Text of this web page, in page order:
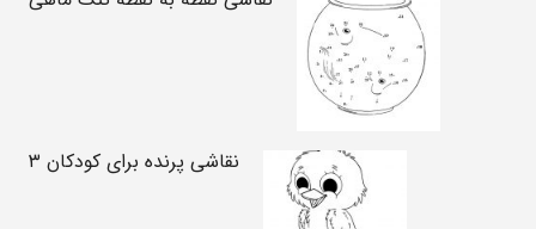
نقاشی پرنده برای کودکان ۳